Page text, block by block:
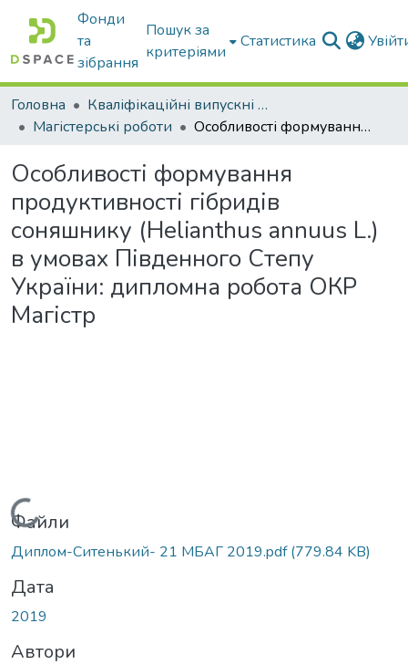
Фонди
та
зібрання
Пошук за
критеріями
Статистика
Головна
Кваліфікаційні випускні роботи бакалаврів і магістрів
Магістерські роботи
Особливості формування продуктивності гібридів соняшнику (Helianthus annuus L.) в умовах Південного Степу України: дипломна робота ОКР Магістр
Особливості формування
продуктивності гібридів
соняшнику (Helianthus annuus L.)
в умовах Південного Степу
України: дипломна робота ОКР
Магістр
Вантажиться...
Файли
Диплом-Ситенький- 21 МБАГ 2019.pdf(779.84 KB)
Дата
2019
Автори